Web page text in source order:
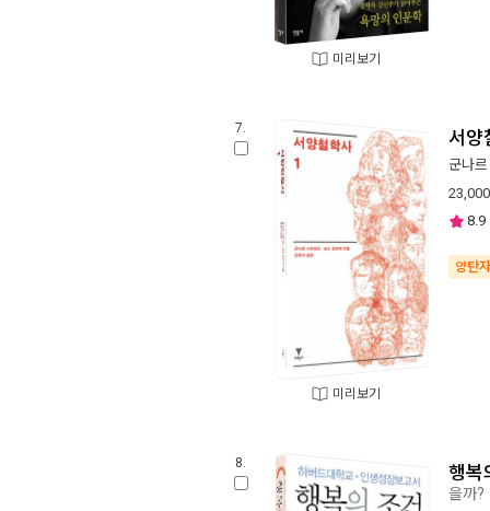
미리보기
7.
미리보기
서양
군나
23,000
8.9
양탄
8. 행복
을까?